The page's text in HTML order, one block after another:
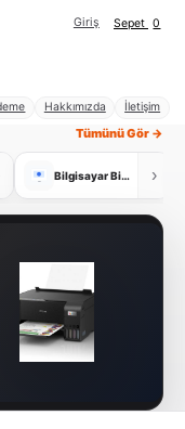
Giriş Sepet 0
Hakkımızda İletişim
Tümünü Gör →
Bilgisayar Bileşenleri ›